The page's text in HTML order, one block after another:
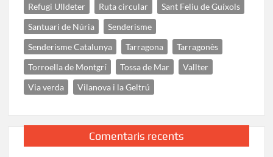
Refugi Ulldeter
Ruta circular
Sant Feliu de Guíxols
Santuari de Núria
Senderisme
Senderisme Catalunya
Tarragona
Tarragonès
Torroella de Montgrí
Tossa de Mar
Vallter
Via verda
Vilanova i la Geltrú
Comentaris recents